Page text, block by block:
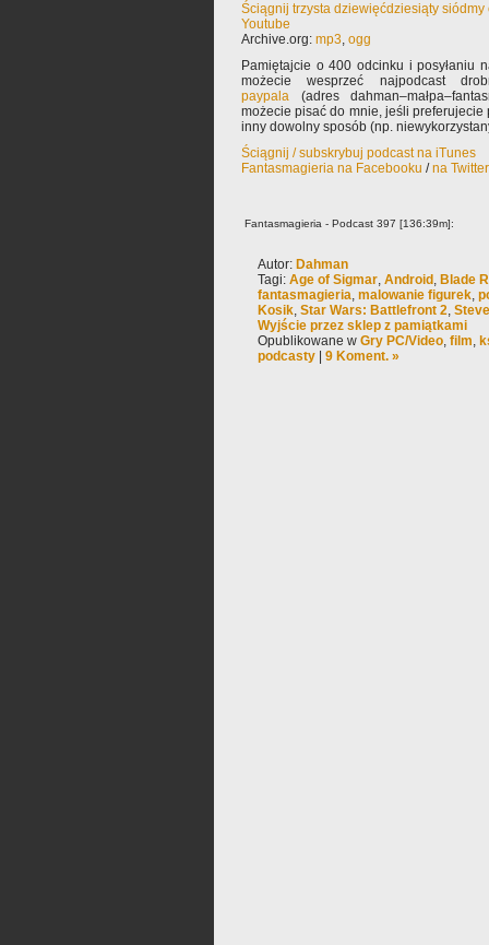
Ściągnij trzysta dziewięćdziesiąty
Youtube
Archive.org: mp3, ogg
Pamiętajcie o 400 odcinku i posyłaniu
możecie wesprzeć najpodcast
paypala (adres
możecie pisać do mnie, jeśli
inny dowolny sposób (np.
Ściągnij / subskrybuj podcast na iTunes
Fantasmagieria na Facebooku /na
Fantasmagieria - Podcast 397 [136:39m]:
Autor: Dahman
Tagi: Age of Sigmar, Android , Blade
fantasmagieria, malowanie figurek,
Kosik, Star Wars: Battlefront 2,
Wyjście przez sklep z pamiątkami
Opublikowane w Gry PC/Video, film,
podcasty
9 Koment. »